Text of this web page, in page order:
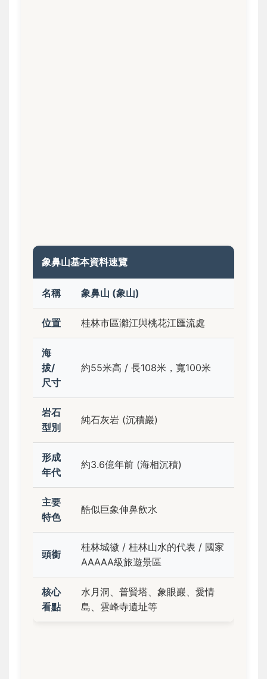
象鼻山基本資料速覽
名稱 象鼻山 (象山)
位置 桂林市區灕江與桃花江匯流處
海
拔/
尺寸
約55米高 / 長108米，寬100米
岩石
型別
純石灰岩 (沉積巖)
形成
年代
約3.6億年前 (海相沉積)
主要
特色
酷似巨象伸鼻飲水
頭銜
桂林城徽 / 桂林山水的代表 / 國家
AAAAA級旅遊景區
核心
看點
水月洞、普賢塔、象眼巖、愛情
島、雲峰寺遺址等